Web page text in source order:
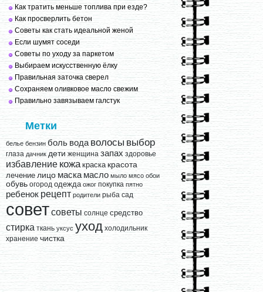
Как тратить меньше топлива при езде?
Как просверлить бетон
Советы как стать идеальной женой
Если шумят соседи
Советы по уходу за паркетом
Выбираем искусственную ёлку
Правильная заточка сверел
Сохраняем оливковое масло свежим
Правильно завязываем галстук
Метки
белье бензин боль вода волосы выбор
глаза дачник дети женщина запах здоровье
избавление кожа краска красота
лечение лицо маска масло мыло мясо обои
обувь огород одежда ожог покупка пятно
ребенок рецепт родители рыба сад
советсоветы солнце средство
стирка ткань уксус уход холодильник
хранение чистка